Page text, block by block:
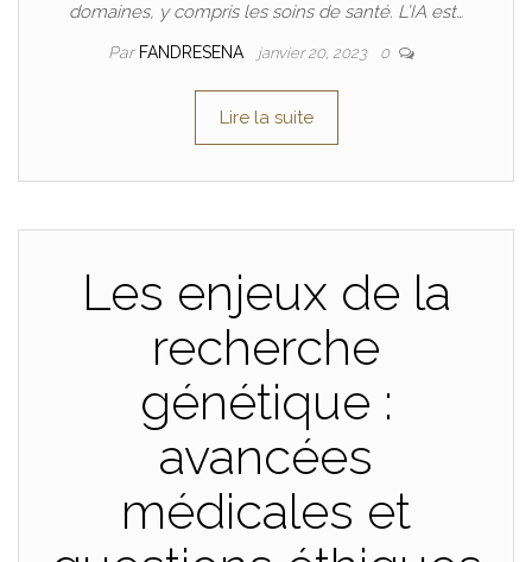
domaines, y compris les soins de santé. L’IA est…
Par FANDRESENA janvier 20, 2023 0
Lire la suite
Les enjeux de la
recherche
génétique :
avancées
médicales et